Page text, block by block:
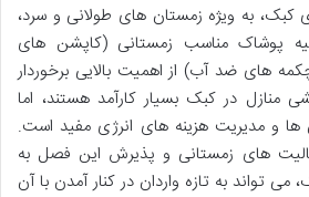
کبک، به ویژه زمستان های طولانی و سرد،
پوشاک مناسب زمستانی (کاپشن های
های ضد آب) از اهمیت بالایی برخوردار
در کبک بسیار کارآمد هستند، اما
ها و مدیریت هزینه های انرژی مفید است.
های زمستانی و پذیرش این فصل به
تواند به تازه واردان در کنار آمدن با آن